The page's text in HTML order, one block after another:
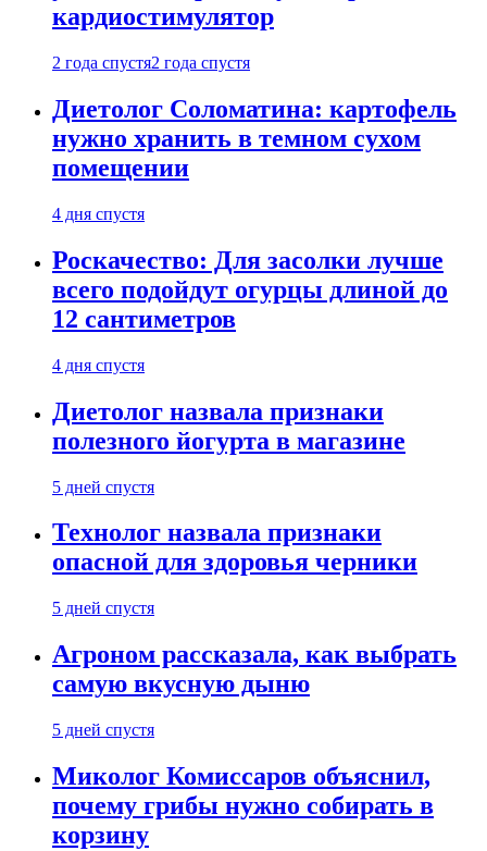
кардиостимулятор
2 года спустя2 года спустя
Диетолог Соломатина: картофель
нужно хранить в темном сухом
помещении
4 дня спустя
Роскачество: Для засолки лучше
всего подойдут огурцы длиной до
12 сантиметров
4 дня спустя
Диетолог назвала признаки
полезного йогурта в магазине
5 дней спустя
Технолог назвала признаки
опасной для здоровья черники
5 дней спустя
Агроном рассказала, как выбрать
самую вкусную дыню
5 дней спустя
Миколог Комиссаров объяснил,
почему грибы нужно собирать в
корзину